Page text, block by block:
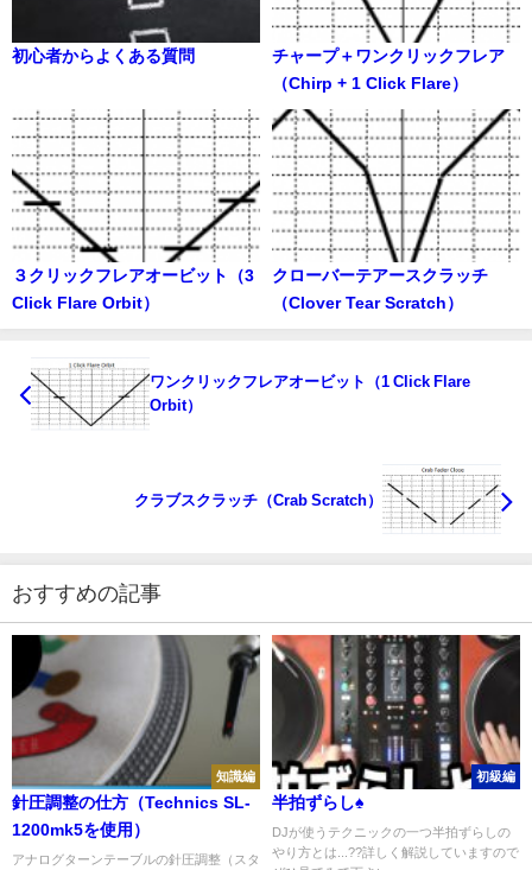
初心者からよくある質問
チャープ＋ワンクリックフレア
（Chirp + 1 Click Flare）
３クリックフレアオービット（3
Click Flare Orbit）
クローバーテアースクラッチ
（Clover Tear Scratch）
ワンクリックフレアオービット（1 Click Flare
Orbit）
クラブスクラッチ（Crab Scratch）
おすすめの記事
知識編
針圧調整の仕方（Technics SL-
1200mk5を使用）
アナログターンテーブルの針圧調整（スタ
初級編
半拍ずらし♠️
DJが使うテクニックの一つ半拍ずらしの
やり方とは...??詳しく解説していますので